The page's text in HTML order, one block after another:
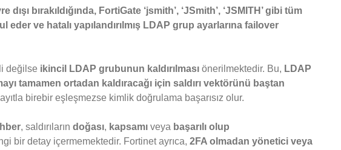
bırakıldığında, FortiGate ‘jsmith’, ‘JSmith’, ‘JSMITH’ gibi tüm
eder ve hatalı yapılandırılmış LDAP grup ayarlarına failover
değilse ikincil LDAP grubunun kaldırılması önerilmektedir. Bu, LDAP
tamamen ortadan kaldıracağı için saldırı vektörünü baştan
birebir eşleşmezse kimlik doğrulama başarısız olur.
, saldırıların doğası, kapsamı veya başarılı olup
bir detay içermemektedir. Fortinet ayrıca, 2FA olmadan yönetici veya